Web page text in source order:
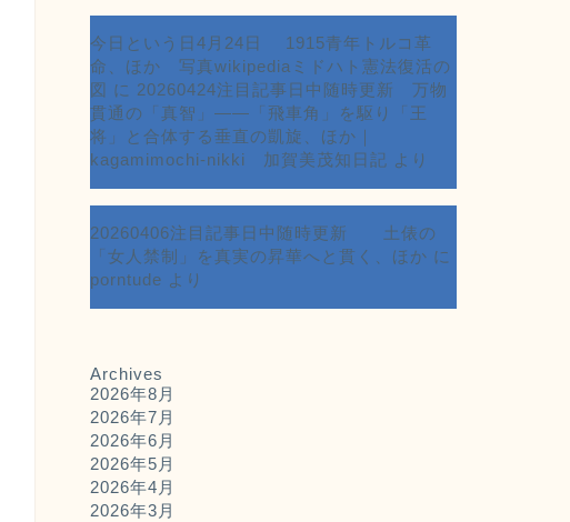
今日という日4月24日 1915青年トルコ革
命、ほか 写真wikipediaミドハト憲法復活の
図 に 20260424注目記事日中随時更新 万物
貫通の「真智」――「飛車角」を駆り「王
将」と合体する垂直の凱旋、ほか｜
kagamimochi-nikki 加賀美茂知日記 より
20260406注目記事日中随時更新 土俵の
「女人禁制」を真実の昇華へと貫く、ほか に
porntude より
Archives
2026年8月
2026年7月
2026年6月
2026年5月
2026年4月
2026年3月